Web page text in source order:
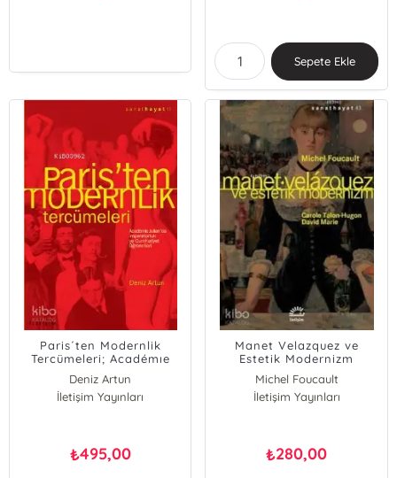
Sepete Ekle
Paris´ten Modernlik
Tercümeleri; Académıe
Cumhuriyet Öğrencileri
Deniz Artun
İletişim Yayınları
₺495,00
Manet Velazquez ve
Estetik Modernizm
Michel Foucault
İletişim Yayınları
₺280,00